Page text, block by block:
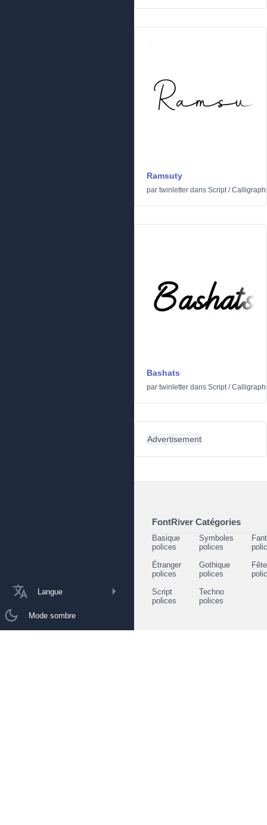
Langue
Mode sombre
Ramsuty
par twinletter dans Script/
Bashats
par twinletter dans Script/
Advertisement
FontRiver Catégories
Basique
polices
Symboles
polices
Étranger
polices
Gothique
polices
Script
polices
Techno
polices